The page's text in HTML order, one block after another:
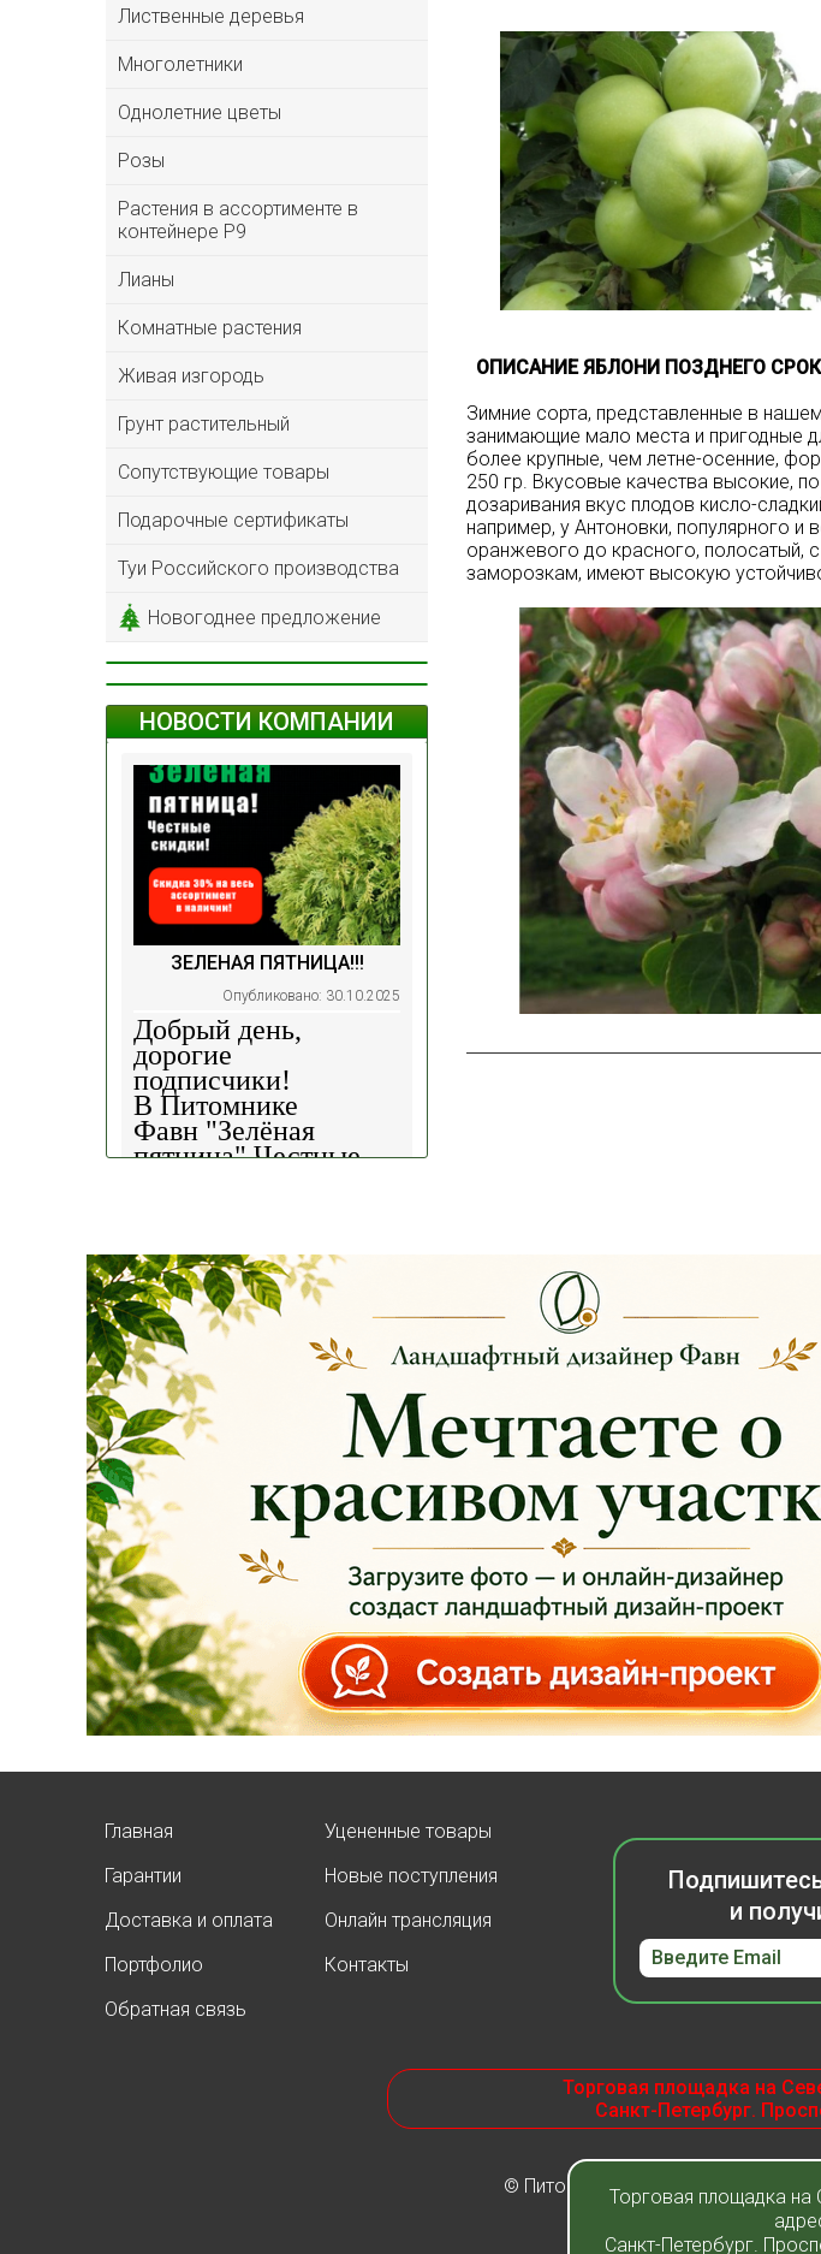
Лиственные деревья
Многолетники
Однолетние цветы
Розы
Растения в ассортименте в
контейнере P9
Лианы
Комнатные растения
Живая изгородь
Грунт растительный
Сопутствующие товары
Подарочные сертификаты
Туи Российского производства
Новогоднее предложение
НОВОСТИ КОМПАНИИ
ЗЕЛЕНАЯ ПЯТНИЦА!!!
Опубликовано: 30.10.2025
Добрый день,
дорогие
подписчики!
В Питомнике
Фавн "Зелёная
пятница".Честные
площадках!
Сроки проведения
акции: с 29.10 2025 -
04.11.2025
!!! Цены
на сайте и на
площадке указаны
БЕЗ учёта скидки!!!
Успейте приобрести
качественные
растения и украсить
свой сад! Всех ждём
в нашем питомнике!
ЧИТАТЬ ДАЛЕЕ
Добрый день, дорогие
У нас началась
в наличии на
ОПИСАНИЕ ЯБЛОНИ ПОЗДНЕГО
Зимние сорта, представленные в
занимающие мало места и пригодные
более крупные, чем летне-осенние,
250 гр. Вкусовые качества высокие,
дозаривания вкус плодов кисло-
например, у Антоновки, популярного
оранжевого до красного, полосатый,
заморозкам, имеют высокую
Главная
Гарантии
Доставка и оплата
Портфолио
Обратная связь
Уцененные товары
Новые поступления
Онлайн трансляция
Контакты
и
Торговая площадка на
Санкт-Петербург.
© Питомник растений "Фавн" -
Торговая площадка на
Санкт-Петербург.